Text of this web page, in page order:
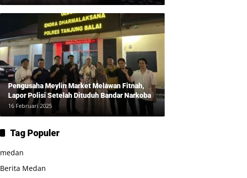
dan Bukan Bandar Narkoba!”
Pengusaha Meylin Market Melawan Fitnah,
Lapor Polisi Setelah Dituduh Bandar Narkoba
16 Februari 2025
Tag Populer
medan
Berita Medan